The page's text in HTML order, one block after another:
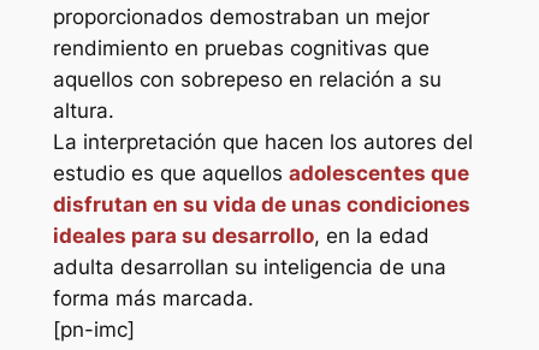
proporcionados demostraban un mejor
rendimiento en pruebas cognitivas que
aquellos con sobrepeso en relación a su
altura.
La interpretación que hacen los autores del
estudio es que aquellos adolescentes que
disfrutan en su vida de unas condiciones
ideales para su desarrollo, en la edad
adulta desarrollan su inteligencia de una
forma más marcada.
[pn-imc]